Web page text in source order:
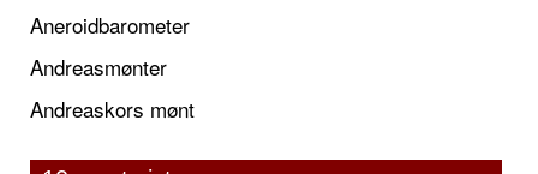
Aneroidbarometer
Andreasmønter
Andreaskors mønt